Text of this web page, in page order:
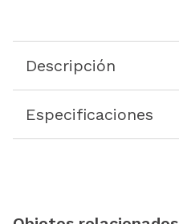
Descripción
Especificaciones